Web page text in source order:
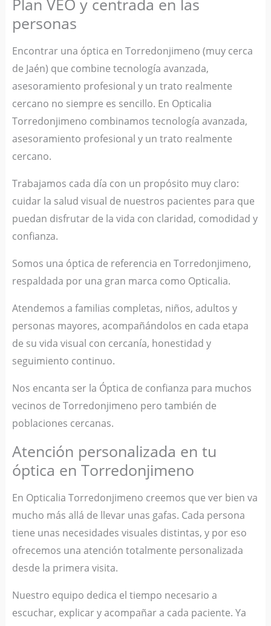
Plan VEO y centrada en las
personas
Encontrar una óptica en Torredonjimeno (muy cerca
de Jaén) que combine tecnología avanzada,
asesoramiento profesional y un trato realmente
cercano no siempre es sencillo. En Opticalia
Torredonjimeno combinamos tecnología avanzada,
asesoramiento profesional y un trato realmente
cercano.
Trabajamos cada día con un propósito muy claro:
cuidar la salud visual de nuestros pacientes para que
puedan disfrutar de la vida con claridad, comodidad y
confianza.
Somos una óptica de referencia en Torredonjimeno,
respaldada por una gran marca como Opticalia.
Atendemos a familias completas, niños, adultos y
personas mayores, acompañándolos en cada etapa
de su vida visual con cercanía, honestidad y
seguimiento continuo.
Nos encanta ser la Óptica de confianza para muchos
vecinos de Torredonjimeno pero también de
poblaciones cercanas.
Atención personalizada en tu
óptica en Torredonjimeno
En Opticalia Torredonjimeno creemos que ver bien va
mucho más allá de llevar unas gafas. Cada persona
tiene unas necesidades visuales distintas, y por eso
ofrecemos una atención totalmente personalizada
desde la primera visita.
Nuestro equipo dedica el tiempo necesario a
escuchar, explicar y acompañar a cada paciente. Ya